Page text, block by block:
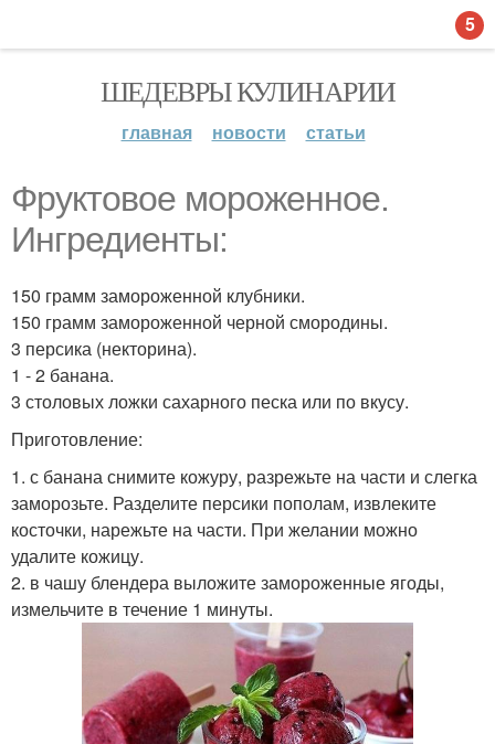
ШЕДЕВРЫ КУЛИНАРИИ
главная новости статьи
Фруктовое мороженное.
Ингредиенты:
150 грамм замороженной клубники.
150 грамм замороженной черной смородины.
3 персика (некторина).
1 - 2 банана.
3 столовых ложки сахарного песка или по вкусу.
Приготовление:
1. с банана снимите кожуру, разрежьте на части и слегка
заморозьте. Разделите персики пополам, извлеките
косточки, нарежьте на части. При желании можно
удалите кожицу.
2. в чашу блендера выложите замороженные ягоды,
измельчите в течение 1 минуты.
5